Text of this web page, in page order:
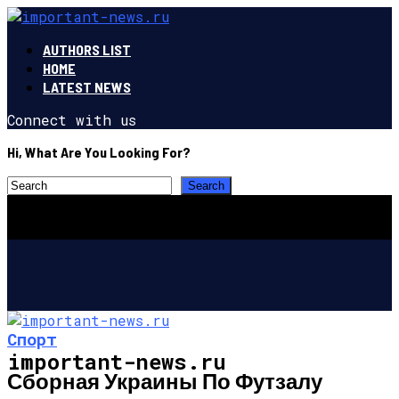
AUTHORS LIST
HOME
LATEST NEWS
Connect with us
Hi, What Are You Looking For?
important-news.ru
Спорт
Сборная Украины По Футзалу